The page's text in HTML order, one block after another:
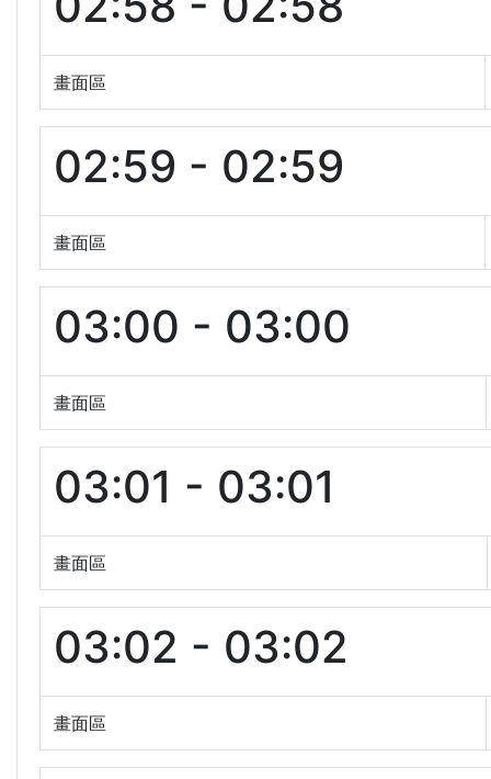
畫面區
02:59 - 02:59
畫面區
03:00 - 03:00
畫面區
03:01 - 03:01
畫面區
03:02 - 03:02
畫面區